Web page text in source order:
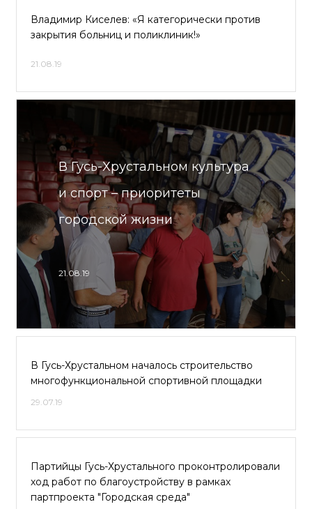
Владимир Киселев: «Я категорически против
закрытия больниц и поликлиник!»
21.08.19
В Гусь-Хрустальном культура
и спорт – приоритеты
городской жизни
21.08.19
В Гусь-Хрустальном началось строительство
многофункциональной спортивной площадки
29.07.19
Партийцы Гусь-Хрустального проконтролировали
ход работ по благоустройству в рамках
партпроекта "Городская среда"